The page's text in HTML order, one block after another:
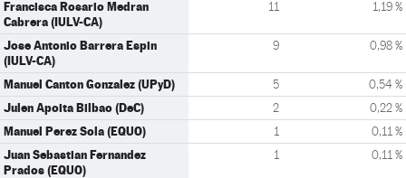
Francisca Rosario Medran
Cabrera (IULV-CA)
11 1,19 %
Jose Antonio Barrera Espin
(IULV-CA)
9 0,98 %
Manuel Canton Gonzalez (UPyD) 5 0,54 %
Julen Apoita Bilbao (DeC) 2 0,22 %
Manuel Perez Sola (EQUO) 1 0,11 %
Juan Sebastian Fernandez
Prados (EQUO)
1 0,11 %